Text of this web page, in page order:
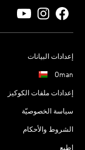
إعدادات البيانات
Oman
إعدادات ملفات الكوكيز
سياسة الخصوصيّة
الشروط والأحكام
اطبع